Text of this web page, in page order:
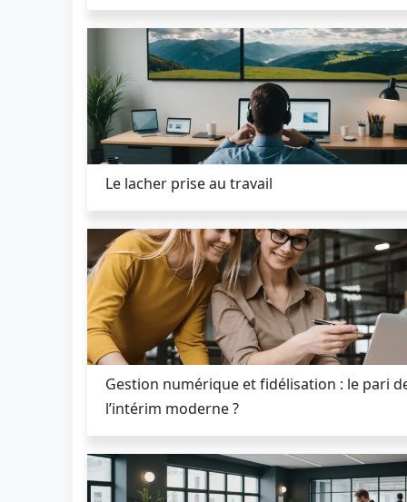
Le lacher prise au travail
Gestion numérique et fidélisation : le pari
l’intérim moderne ?